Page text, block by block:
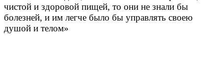
чистой и здоровой пищей, то они не знали бы
болезней, и им легче было бы управлять своею
душой и телом»